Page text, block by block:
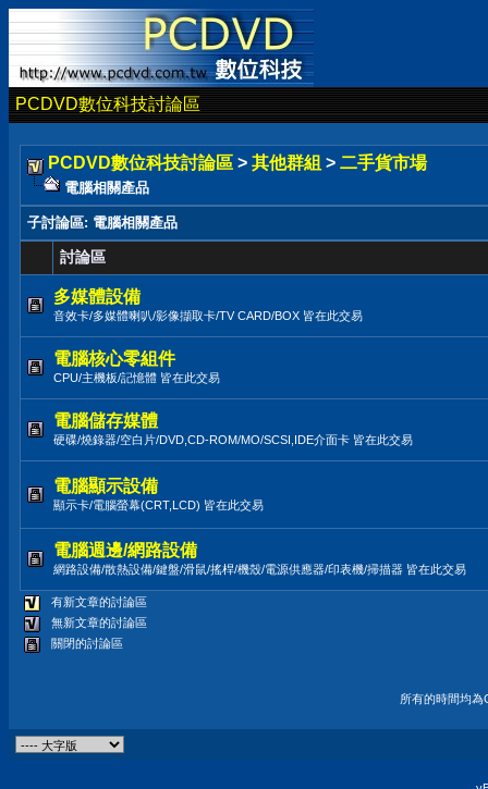
PCDVD數位科技討論區
PCDVD數位科技討論區 > 其他群組 > 二手貨市場
電腦相關產品
子討論區: 電腦相關產品
討論區
多媒體設備
音效卡/多媒體喇叭/影像擷取卡/TV CARD/BOX 皆在此交易
電腦核心零組件
CPU/主機板/記憶體 皆在此交易
電腦儲存媒體
硬碟/燒錄器/空白片/DVD,CD-ROM/MO/SCSI,IDE介面卡 皆在此交易
電腦顯示設備
顯示卡/電腦螢幕(CRT,LCD) 皆在此交易
電腦週邊/網路設備
網路設備/散熱設備/鍵盤/滑鼠/搖桿/機殼/電源供應器/印表機/掃描器 皆在此交易
有新文章的討論區
無新文章的討論區
關閉的討論區
所有的時間均為